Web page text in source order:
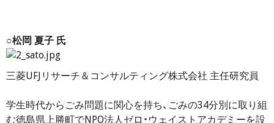
○松岡 夏子 氏
三菱UFJリサーチ＆コンサルティング株式会社 主任研究員
学生時代からごみ問題に関心を持ち、ごみの34分別に取り組
む徳島県上勝町でNPO法人ゼロ・ウェイストアカデミーを設